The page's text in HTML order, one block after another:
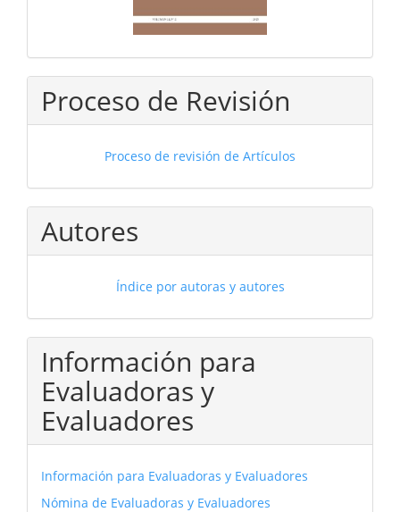
Proceso de Revisión
Proceso de revisión de Artículos
Autores
Índice por autoras y autores
Información para
Evaluadoras y
Evaluadores
Información para Evaluadoras y Evaluadores
Nómina de Evaluadoras y Evaluadores